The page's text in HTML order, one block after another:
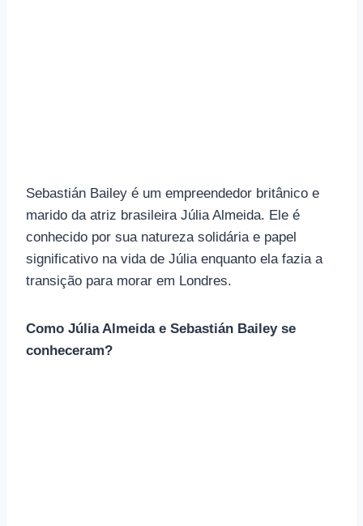
Sebastián Bailey é um empreendedor britânico e
marido da atriz brasileira Júlia Almeida. Ele é
conhecido por sua natureza solidária e papel
significativo na vida de Júlia enquanto ela fazia a
transição para morar em Londres.
Como Júlia Almeida e Sebastián Bailey se
conheceram?